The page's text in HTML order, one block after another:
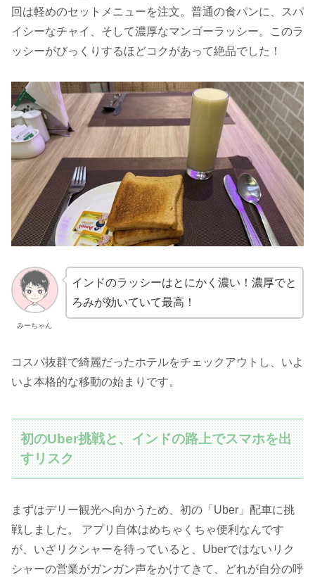
回は軽めのセットメニューを注文。普通の食パンに、スパ
イシーなチャイ、そして濃厚なマンゴーラッシー。このラ
ッシーがびっくりするほどコクがあって絶品でした！
みーちゃん
インドのラッシーはとにかく濃い！濃厚でと
ろみが効いていて最高！
コスパ抜群で綺麗だったホテルをチェックアウトし、いよ
いよ本格的な移動の始まりです。
初のUber挑戦と、インドの路上でスマホを出
すリスク
まずはデリー観光へ向かうため、初の「Uber」配車に挑
戦しました。 アプリ自体はめちゃくちゃ便利なんです
が、いざリクシャーを待っていると、Uberではないリク
シャーの営業がガンガン声をかけてきて、どれが自分の呼